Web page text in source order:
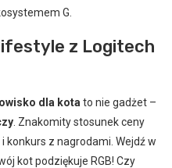
G.
z Logitech
dla kota to nie gadżet –
. Znakomity stosunek ceny
z nagrodami. Wejdź w
kot podziękuje RGB! Czy